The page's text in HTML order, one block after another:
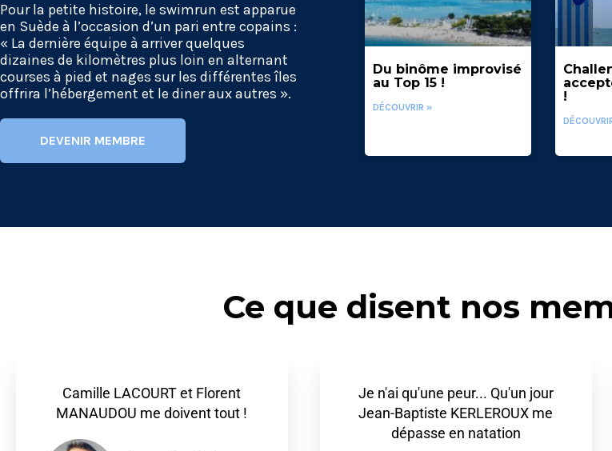
Pour la petite histoire, le swimrun est apparue
en Suède à l’occasion d’un pari entre copains :
« La dernière équipe à arriver quelques
dizaines de kilomètres plus loin en alternant
courses à pied et nages sur les différentes îles
offrira l’hébergement et le diner aux autres ».
DEVENIR MEMBRE
Du binôme improvisé
au Top 15 !
DÉCOUVRIR »
!
Ce que disent nos
Camille LACOURT et Florent
MANAUDOU me doivent tout !
Je n'ai qu'une peur... Qu'un jour
Jean-Baptiste KERLEROUX me
dépasse en natation